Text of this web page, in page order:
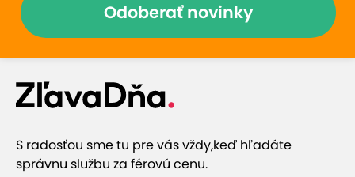
Odoberať novinky
S radosťou sme tu pre vás vždy,keď hľadáte
správnu službu za férovú cenu.